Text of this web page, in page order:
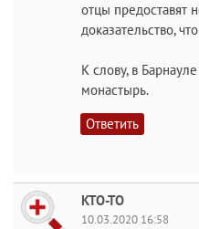
отцы предоставят
доказательство,
К слову, в
монастырь.
Ответить
КТО-ТО
10.03.2020 16:58